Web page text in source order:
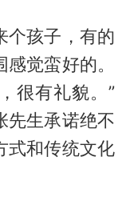
个孩子，有的
觉蛮好的。
很有礼貌。”
先生承诺绝不
式和传统文化